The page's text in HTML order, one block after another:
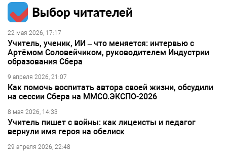
Выбор читателей
22 мая 2026, 17:17
Учитель, ученик, ИИ – что меняется: интервью с
Артёмом Соловейчиком, руководителем Индустрии
образования Сбера
9 апреля 2026, 21:07
Как помочь воспитать автора своей жизни, обсудили
на сессии Сбера на ММСО.ЭКСПО-2026
8 мая 2026, 14:33
Учитель пишет с войны: как лицеисты и педагог
вернули имя героя на обелиск
29 апреля 2026, 22:48